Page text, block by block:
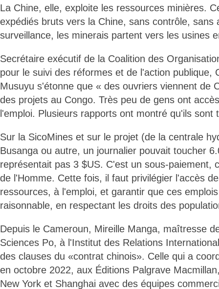
La Chine, elle, exploite les ressources minières.
expédiés bruts vers la Chine, sans contrôle, sans
surveillance, les minerais partent vers les usines
Secrétaire exécutif de la Coalition des
pour le suivi des réformes et de l'action publique,
Musuyu s'étonne que « des ouvriers viennent de
des projets au Congo. Très peu de gens ont
l'emploi. Plusieurs rapports ont montré qu'ils sont
Sur la SicoMines et sur le projet (de la centrale
Busanga ou autre, un journalier pouvait toucher
représentait pas 3 $US. C'est un sous-paiement,
de l'Homme. Cette fois, il faut privilégier l'accès
ressources, à l'emploi, et garantir que ces
raisonnable, en respectant les droits des
Depuis le Cameroun, Mireille Manga, maîtresse
Sciences Po, à l'Institut des Relations
des clauses du «contrat chinois». Celle qui a
en octobre 2022, aux Éditions Palgrave
New York et Shanghai avec des équipes